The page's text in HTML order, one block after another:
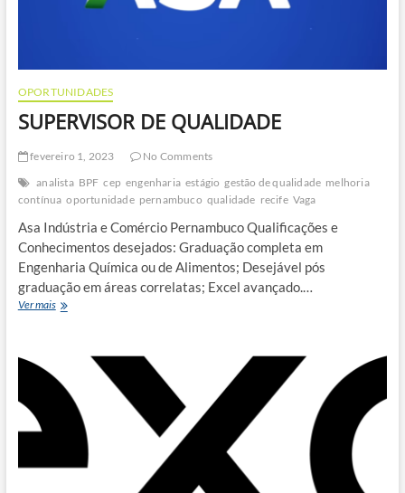
OPORTUNIDADES
SUPERVISOR DE QUALIDADE
fevereiro 1, 2023
No Comments
analista BPF cep engenharia estágio gestão de qualidade melhoria
contínua oportunidade pernambuco qualidade recife Vaga
Asa Indústria e Comércio Pernambuco Qualificações e
Conhecimentos desejados: Graduação completa em
Engenharia Química ou de Alimentos; Desejável pós
graduação em áreas correlatas; Excel avançado.…
Ver maisSUPERVISOR